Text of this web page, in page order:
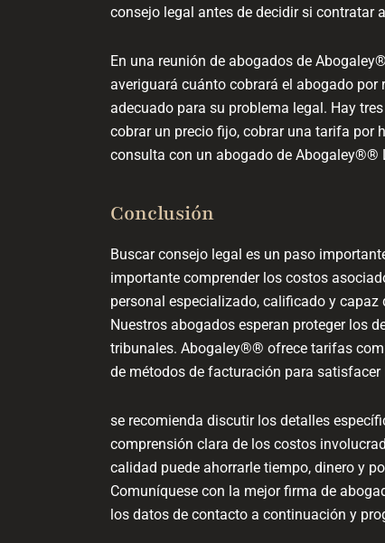
consejo legal antes de decidir si contratar
En una reunión de abogados de
averiguará cuánto cobrará el abogado
adecuado para su problema legal. Hay
cobrar un precio fijo, cobrar una tarifa por
consulta con un abogado de Abogaley®®
Conclusión
Buscar consejo legal es un paso
importante comprender los costos
personal especializado, calificado y
Nuestros abogados esperan proteger los
tribunales. Abogaley®® ofrece tarifas
de métodos de facturación para
se recomienda discutir los detalles
comprensión clara de los costos
calidad puede ahorrarle tiempo, dinero y
Comuníquese con la mejor firma de
los datos de contacto a continuación y